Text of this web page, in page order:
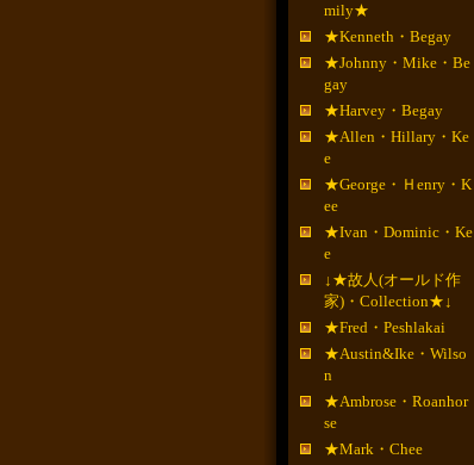
mily★
★Kenneth・Begay
★Johnny・Mike・Be
gay
★Harvey・Begay
★Allen・Hillary・Ke
e
★George・Ｈenry・K
ee
★Ivan・Dominic・Ke
e
↓★故人(オールド作
家)・Collection★↓
★Fred・Peshlakai
★Austin&Ike・Wilso
n
★Ambrose・Roanhor
se
★Mark・Chee